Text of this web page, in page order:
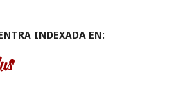
INDEXADA EN: